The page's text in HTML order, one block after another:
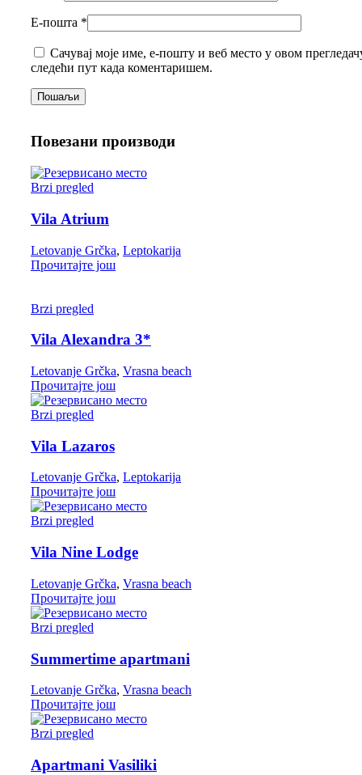
Е-пошта *
Сачувај моје име, е-пошту и веб место у овом
следећи пут када коментаришем.
Повезани производи
Brzi pregled
Vila Atrium
Letovanje Grčka, Leptokarija
Прочитајте још
Brzi pregled
Vila Alexandra 3*
Letovanje Grčka, Vrasna beach
Прочитајте још
Brzi pregled
Vila Lazaros
Letovanje Grčka, Leptokarija
Прочитајте још
Brzi pregled
Vila Nine Lodge
Letovanje Grčka, Vrasna beach
Прочитајте још
Brzi pregled
Summertime apartmani
Letovanje Grčka, Vrasna beach
Прочитајте још
Brzi pregled
Apartmani Vasiliki